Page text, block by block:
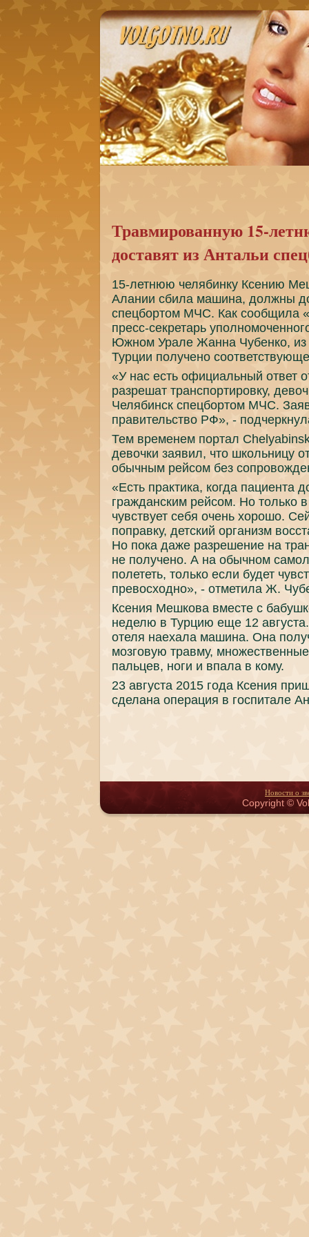
Травмированную 15-
доставят из Антальи
15-летнюю челябинку Ксению
Алании сбила машина, должны
спецбортом МЧС. Как сообщила
пресс-секретарь
Южном Урале Жанна Чубенко, из
Турции получено
«У нас есть официальный ответ
разрешат транспортировку,
Челябинск спецбортом МЧС.
правительство РФ», -
Тем временем портал
девочки заявил, что школьницу
обычным рейсом без
«Есть практика, когда пациента
гражданским рейсом. Но только
чувствует себя очень хорошо.
поправку, детский организм
Но пока даже разрешение на
не получено. А на обычном
полететь, только если будет
превосходно», - отметила Ж.
Ксения Мешкова вместе с
неделю в Турцию еще 12
отеля наехала машина. Она
мозговую травму,
пальцев, ноги и впала в кому.
23 августа 2015 года Ксения
сделана операция в госпитале
Новости о
Copyright ©